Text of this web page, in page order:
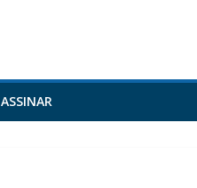
ASSINAR